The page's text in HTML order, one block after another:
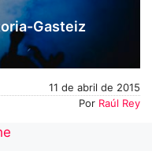
Gasteiz
11 de abril de 2015
Por Raúl Rey